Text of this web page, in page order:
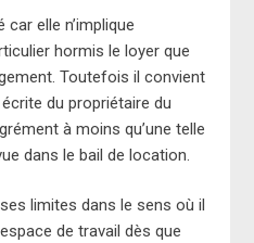
elle n’implique
hormis le loyer que
Toutefois il convient
du propriétaire du
à moins qu’une telle
dans le bail de location.
limites dans le sens où il
de travail dès que